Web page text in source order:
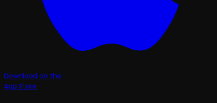
Download on the
App Store